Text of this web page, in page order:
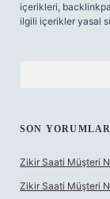
içerikleri,
ilgili içerikler yasal
SON YORUMLAR
Zikir Saati Müşteri
Zikir Saati Müşteri